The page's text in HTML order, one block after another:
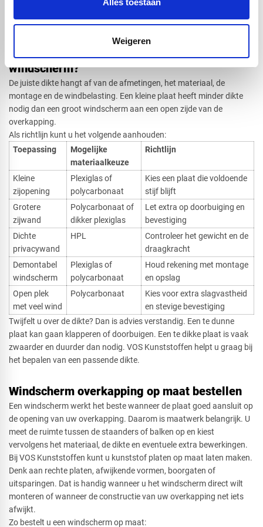
Alles toestaan
Weigeren
beweging bij wind.
Welke dikte heeft u nodig voor een
windscherm?
De juiste dikte hangt af van de afmetingen, het materiaal, de
montage en de windbelasting. Een kleine plaat heeft minder dikte
nodig dan een groot windscherm aan een open zijde van de
overkapping.
Als richtlijn kunt u het volgende aanhouden:
Toepassing
Mogelijke
materiaalkeuze
Richtlijn
Kleine
zijopening
Plexiglas of
polycarbonaat
Kies een plaat die voldoende
stijf blijft
Grotere
zijwand
Polycarbonaat of
dikker plexiglas
Let extra op doorbuiging en
bevestiging
Dichte
privacywand
HPL
Controleer het gewicht en de
draagkracht
Demontabel
windscherm
Plexiglas of
polycarbonaat
Houd rekening met montage
en opslag
Open plek
met veel wind
Polycarbonaat
Kies voor extra slagvastheid
en stevige bevestiging
Twijfelt u over de dikte? Dan is advies verstandig. Een te dunne
plaat kan gaan klapperen of doorbuigen. Een te dikke plaat is vaak
zwaarder en duurder dan nodig. VOS Kunststoffen helpt u graag bij
het bepalen van een passende dikte.
Windscherm overkapping op maat bestellen
Een windscherm werkt het beste wanneer de plaat goed aansluit op
de opening van uw overkapping. Daarom is maatwerk belangrijk. U
meet de ruimte tussen de staanders of balken op en kiest
vervolgens het materiaal, de dikte en eventuele extra bewerkingen.
Bij VOS Kunststoffen kunt u kunststof platen op maat laten maken.
Denk aan rechte platen, afwijkende vormen, boorgaten of
uitsparingen. Dat is handig wanneer u het windscherm direct wilt
monteren of wanneer de constructie van uw overkapping net iets
afwijkt.
Zo bestelt u een windscherm op maat: